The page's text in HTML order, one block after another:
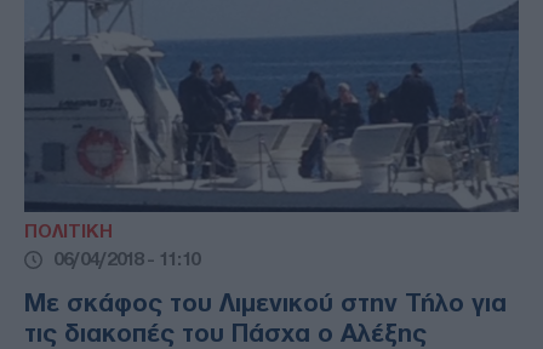
ΠΟΛΙΤΙΚΗ
06/04/2018 - 11:10
Με σκάφος του Λιμενικού στην Τήλο για
τις διακοπές του Πάσχα ο Αλέξης